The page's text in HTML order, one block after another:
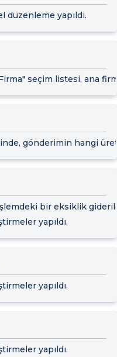
düzenleme yapıldı.
seçim listesi, ana
gönderimin hangi
bir eksiklik
yapıldı.
yapıldı.
yapıldı.